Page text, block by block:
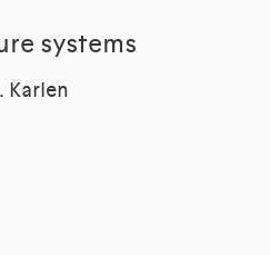
systems
Karlen